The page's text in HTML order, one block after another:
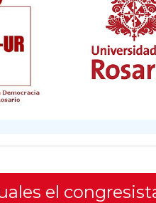
el